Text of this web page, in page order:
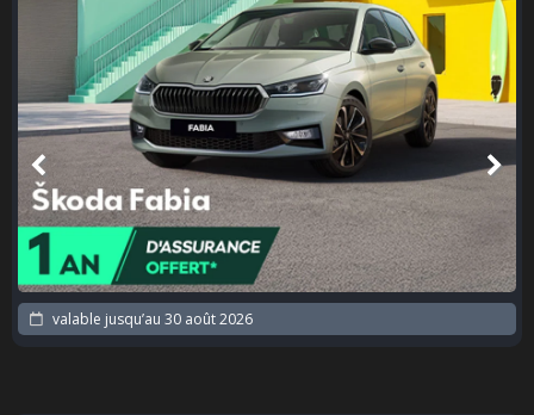
valable jusqu’au 30 août 2026